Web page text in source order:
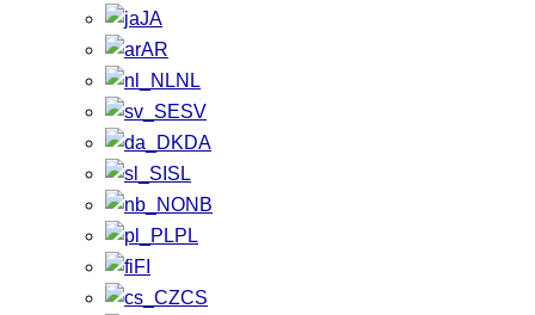
JA
AR
NL
SV
DA
SL
NB
PL
FI
CS